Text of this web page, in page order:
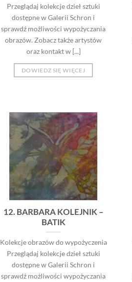
Przeglądaj kolekcje dzieł sztuki
dostępne w Galerii Schron i
sprawdź możliwości wypożyczania
obrazów. Zobacz także artystów
oraz kontakt w [...]
DOWIEDZ SIĘ WIĘCEJ
12. BARBARA KOLEJNIK –
BATIK
Kolekcje obrazów do wypożyczenia
Przeglądaj kolekcje dzieł sztuki
dostępne w Galerii Schron i
sprawdź możliwości wypożyczania